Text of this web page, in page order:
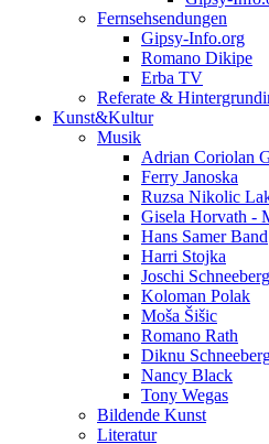
Fernsehsendungen
Gipsy-Info.org
Romano Dikipe
Erba TV
Referate &
Kunst&Kultur
Musik
Adrian Coriolan
Ferry Janoska
Ruzsa Nikolic
Gisela Horvath -
Hans Samer Band
Harri Stojka
Joschi
Koloman Polak
Moša Šišic
Romano Rath
Diknu
Nancy Black
Tony Wegas
Bildende Kunst
Literatur